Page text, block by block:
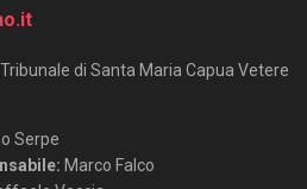
di Santa Maria Capua Vetere
Serpe
Marco Falco